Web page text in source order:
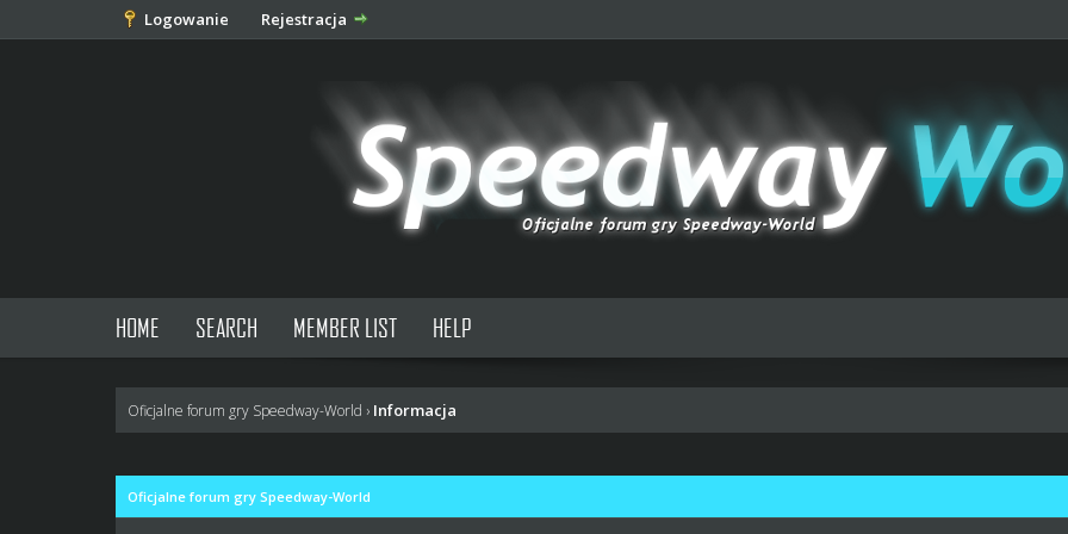
Logowanie Rejestracja
HOME SEARCH MEMBER LIST HELP
Oficjalne forum gry Speedway-World › Informacja
Oficjalne forum gry Speedway-World